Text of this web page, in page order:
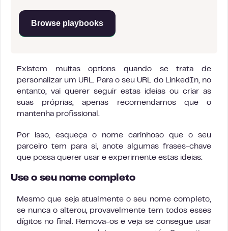
Browse playbooks
Existem muitas options quando se trata de
personalizar um URL. Para o seu URL do LinkedIn, no
entanto, vai querer seguir estas ideias ou criar as
suas próprias; apenas recomendamos que o
mantenha profissional.
Por isso, esqueça o nome carinhoso que o seu
parceiro tem para si, anote algumas frases-chave
que possa querer usar e experimente estas ideias:
Use o seu nome completo
Mesmo que seja atualmente o seu nome completo,
se nunca o alterou, provavelmente tem todos esses
dígitos no final. Remova-os e veja se consegue usar